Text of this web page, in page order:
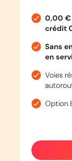
0,00 €
crédit
Sans
en
Voies
Option